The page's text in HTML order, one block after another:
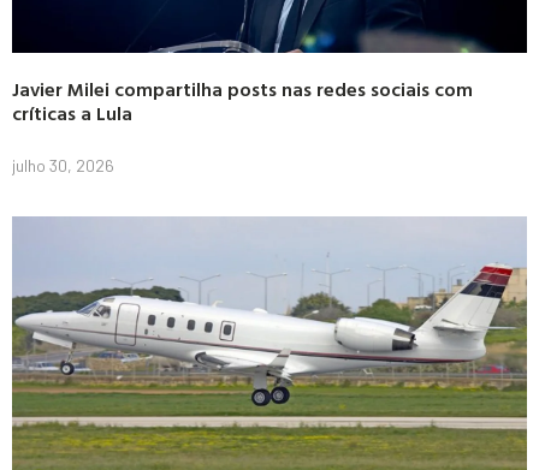
Javier Milei compartilha posts nas redes sociais com
críticas a Lula
julho 30, 2026